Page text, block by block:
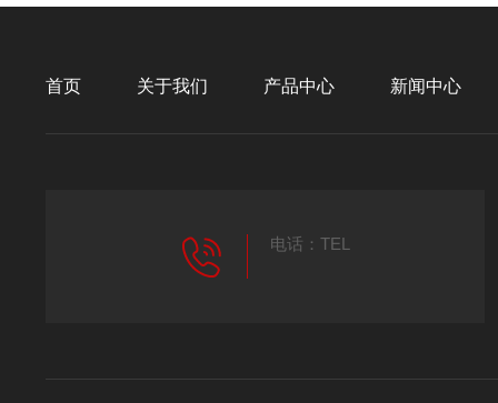
首页 关于我们 产品中心 新闻中心
电话：TEL